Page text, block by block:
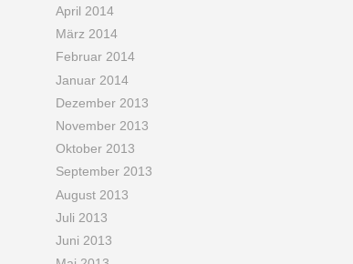
April 2014
März 2014
Februar 2014
Januar 2014
Dezember 2013
November 2013
Oktober 2013
September 2013
August 2013
Juli 2013
Juni 2013